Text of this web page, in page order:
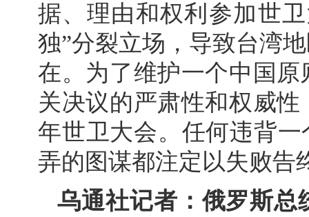
据、理由和权利参加世
独”分裂立场，导致台湾
在。为了维护一个中国
关决议的严肃性和权威
年世卫大会。任何违背
弄的图谋都注定以失败告
乌通社记者：俄罗斯总